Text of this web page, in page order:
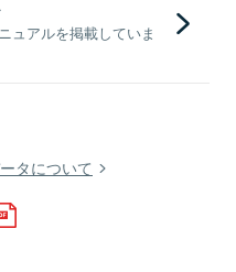
ュアルを掲載していま
タについて